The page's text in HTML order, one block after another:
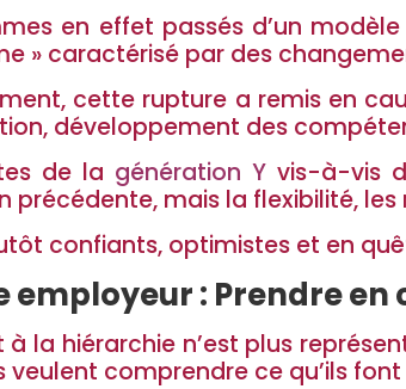
en effet passés d’un
» caractérisé par des
cette rupture a remis en
développement des
de la génération Yvis-à-vis
précédente, mais la flexibilité,
confiants, optimistes et en
employeur : Prendre
à la hiérarchie n’est plus
veulent comprendre ce qu’ils